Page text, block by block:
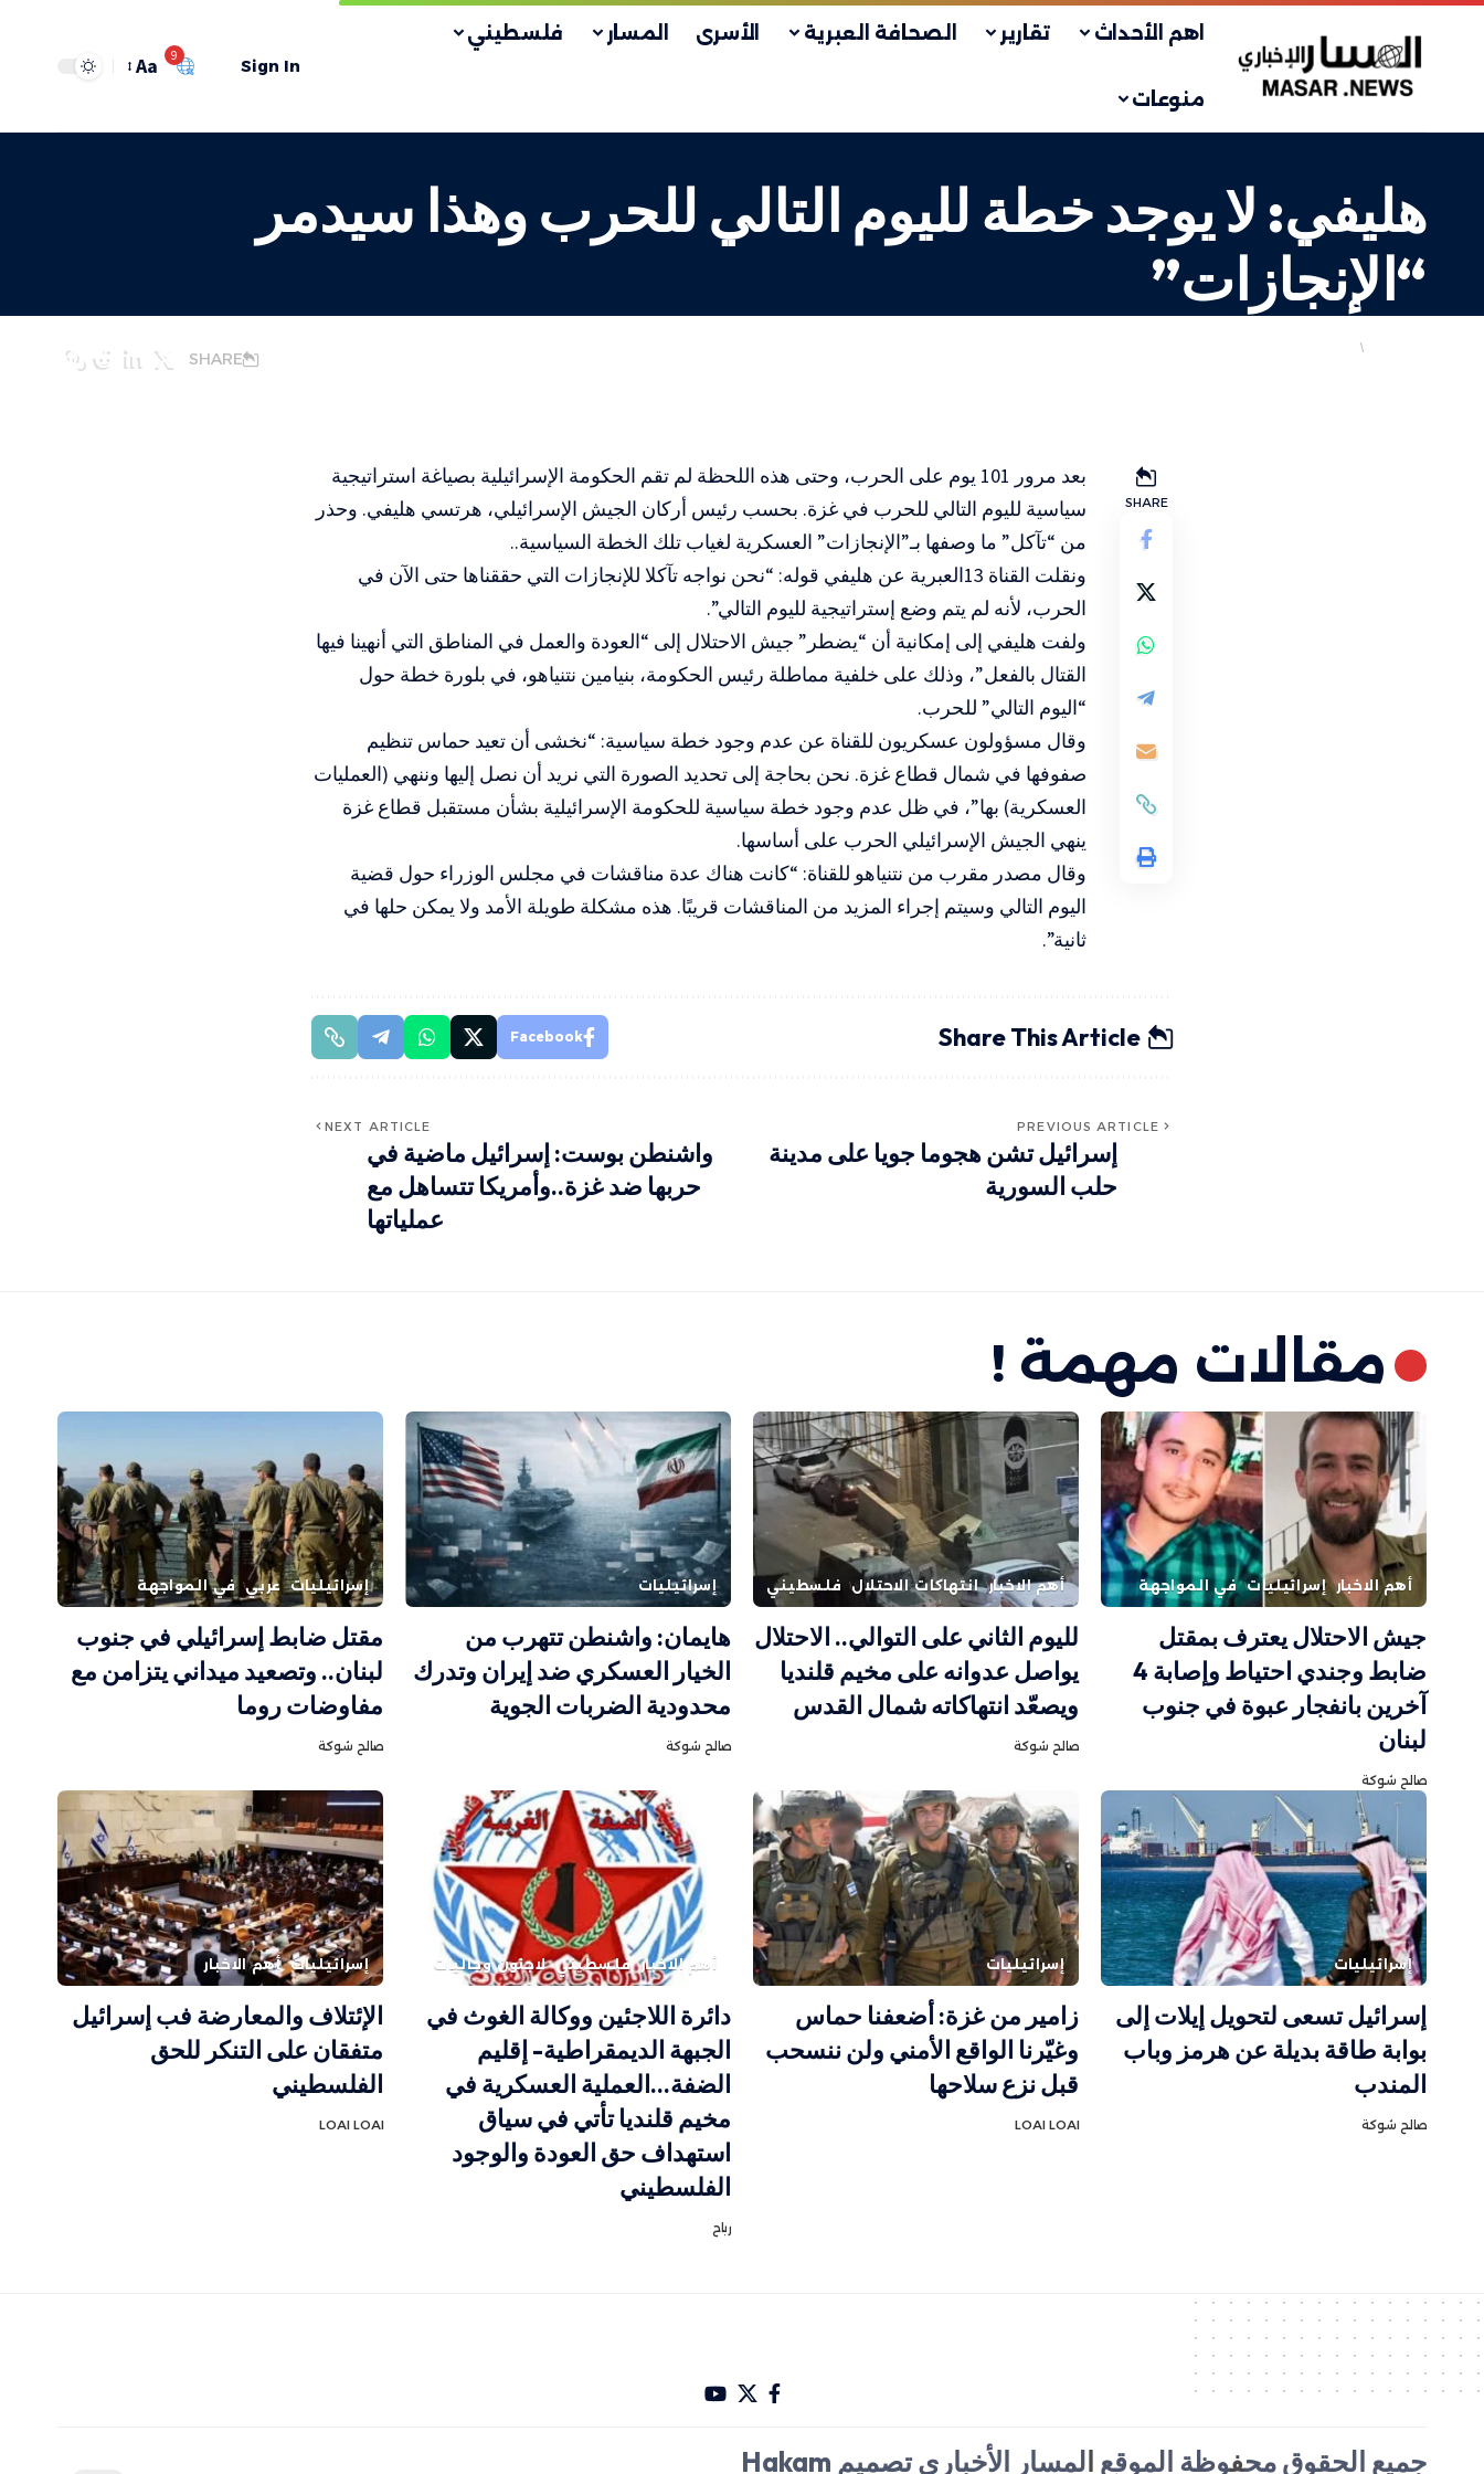
اهم الأحداث تقارير الصحافة العبرية الأسرى المسار فلسطيني
منوعات
Sign In
9
Aa
هليفي: لا يوجد خطة لليوم التالي للحرب وهذا سيدمر
“الإنجازات”
أهم الاخبارإسرائيليات
SHARE
SHARE
بعد مرور 101 يوم على الحرب، وحتى هذه اللحظة لم تقم الحكومة الإسرائيلية بصياغة استراتيجية
سياسية لليوم التالي للحرب في غزة. بحسب رئيس أركان الجيش الإسرائيلي، هرتسي هليفي. وحذر
من “تآكل” ما وصفها بـ”الإنجازات” العسكرية لغياب تلك الخطة السياسية..
ونقلت القناة 13العبرية عن هليفي قوله: “نحن نواجه تآكلا للإنجازات التي حققناها حتى الآن في
الحرب، لأنه لم يتم وضع إستراتيجية لليوم التالي”.
ولفت هليفي إلى إمكانية أن “يضطر” جيش الاحتلال إلى “العودة والعمل في المناطق التي أنهينا فيها
القتال بالفعل”، وذلك على خلفية مماطلة رئيس الحكومة، بنيامين نتنياهو، في بلورة خطة حول
“اليوم التالي” للحرب.
وقال مسؤولون عسكريون للقناة عن عدم وجود خطة سياسية: “نخشى أن تعيد حماس تنظيم
صفوفها في شمال قطاع غزة. نحن بحاجة إلى تحديد الصورة التي نريد أن نصل إليها وننهي (العمليات
العسكرية) بها”، في ظل عدم وجود خطة سياسية للحكومة الإسرائيلية بشأن مستقبل قطاع غزة
ينهي الجيش الإسرائيلي الحرب على أساسها.
وقال مصدر مقرب من نتنياهو للقناة: “كانت هناك عدة مناقشات في مجلس الوزراء حول قضية
اليوم التالي وسيتم إجراء المزيد من المناقشات قريبًا. هذه مشكلة طويلة الأمد ولا يمكن حلها في
ثانية”.
Share This Article
Facebook
PREVIOUS ARTICLE
إسرائيل تشن هجوما جويا على مدينة
حلب السورية
NEXT ARTICLE
واشنطن بوست: إسرائيل ماضية في
حربها ضد غزة..وأمريكا تتساهل مع
عملياتها
مقالات مهمة !
أهم الاخبار إسرائيليات في المواجهة
جيش الاحتلال يعترف بمقتل
ضابط وجندي احتياط وإصابة 4
آخرين بانفجار عبوة في جنوب
لبنان
صالح شوكة
أهم الاخبار انتهاكات الاحتلال فلسطيني
لليوم الثاني على التوالي.. الاحتلال
يواصل عدوانه على مخيم قلنديا
ويصعّد انتهاكاته شمال القدس
صالح شوكة
إسرائيليات
هايمان: واشنطن تتهرب من
الخيار العسكري ضد إيران وتدرك
محدودية الضربات الجوية
صالح شوكة
إسرائيليات عربي في المواجهة
مقتل ضابط إسرائيلي في جنوب
لبنان.. وتصعيد ميداني يتزامن مع
مفاوضات روما
صالح شوكة
إسرائيليات
إسرائيل تسعى لتحويل إيلات إلى
بوابة طاقة بديلة عن هرمز وباب
المندب
صالح شوكة
إسرائيليات
زامير من غزة: أضعفنا حماس
وغيّرنا الواقع الأمني ولن ننسحب
قبل نزع سلاحها
LOAI LOAI
أهم الاخبار فلسطيني لاجئون وجاليات
دائرة اللاجئين ووكالة الغوث في
الجبهة الديمقراطية- إقليم
الضفة…العملية العسكرية في
مخيم قلنديا تأتي في سياق
استهداف حق العودة والوجود
الفلسطيني
رباح
إسرائيليات أهم الاخبار
الإئتلاف والمعارضة فب إسرائيل
متفقان على التنكر للحق
الفلسطيني
LOAI LOAI
جميع الحقوق محفوظة الموقع المسار الأخباري تصميم Hakam